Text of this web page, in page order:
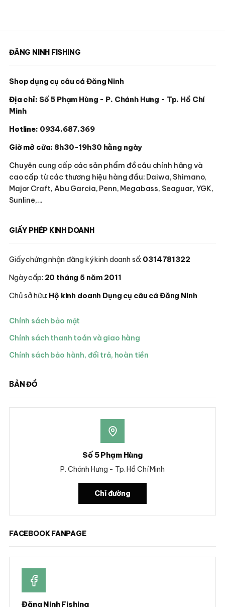
ĐĂNG NINH FISHING
Shop dụng cụ câu cá Đăng Ninh
Địa chỉ: Số 5 Phạm Hùng - P. Chánh Hưng - Tp. Hồ Chí
Minh
Hotline: 0934.687.369
Giờ mở cửa: 8h30-19h30 hằng ngày
Chuyên cung cấp các sản phẩm đồ câu chính hãng và
cao cấp từ các thương hiệu hàng đầu: Daiwa, Shimano,
Major Craft, Abu Garcia, Penn, Megabass, Seaguar, YGK,
Sunline,...
GIẤY PHÉP KINH DOANH
Giấy chứng nhận đăng ký kinh doanh số: 0314781322
Ngày cấp: 20 tháng 5 năm 2011
Chủ sở hữu: Hộ kinh doanh Dụng cụ câu cá Đăng Ninh
Chính sách bảo mật
Chính sách thanh toán và giao hàng
Chính sách bảo hành, đổi trả, hoàn tiền
BẢN ĐỒ
Số 5 Phạm Hùng
P. Chánh Hưng - Tp. Hồ Chí Minh
Chỉ đường
FACEBOOK FANPAGE
Đăng Ninh Fishing